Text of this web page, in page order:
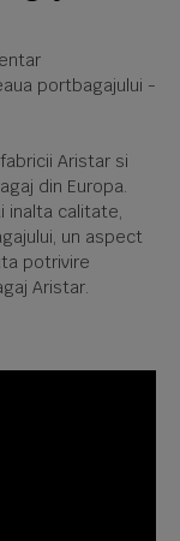
portbagajului -
Aristar si
din Europa.
inalta calitate,
un aspect
potrivire
Aristar.